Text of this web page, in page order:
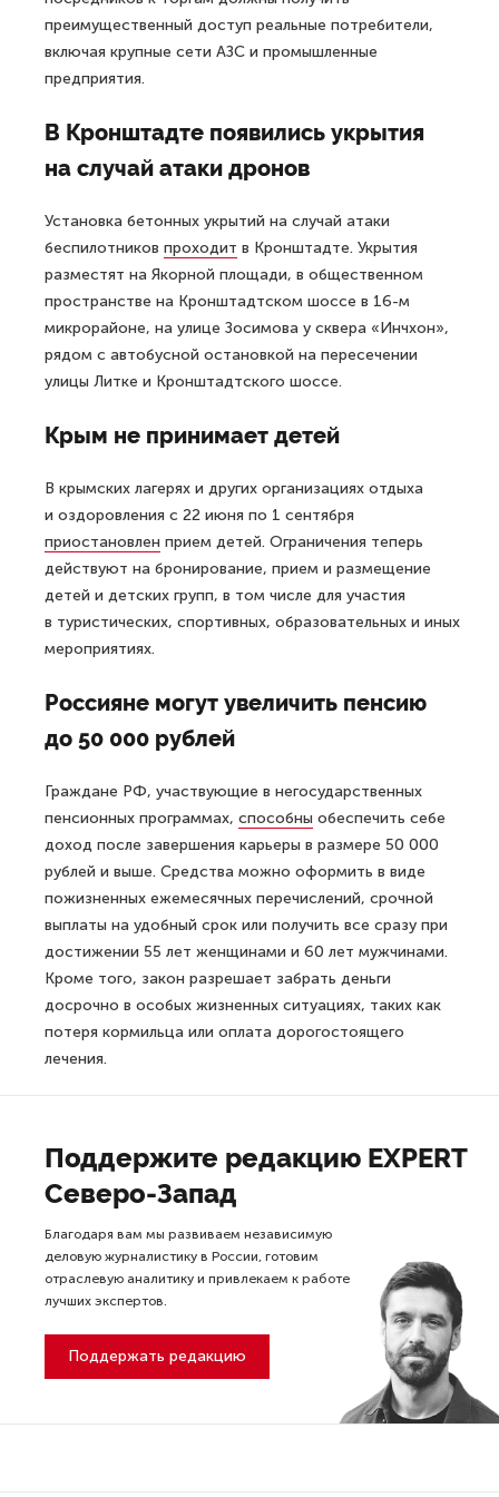
преимущественный доступ реальные потребители,
включая крупные сети АЗС и промышленные
предприятия.
В Кронштадте появились укрытия
на случай атаки дронов
Установка бетонных укрытий на случай атаки
беспилотников проходит в Кронштадте. Укрытия
разместят на Якорной площади, в общественном
пространстве на Кронштадтском шоссе в 16-м
микрорайоне, на улице Зосимова у сквера «Инчхон»,
рядом с автобусной остановкой на пересечении
улицы Литке и Кронштадтского шоссе.
Крым не принимает детей
В крымских лагерях и других организациях отдыха
и оздоровления с 22 июня по 1 сентября
приостановлен прием детей. Ограничения теперь
действуют на бронирование, прием и размещение
детей и детских групп, в том числе для участия
в туристических, спортивных, образовательных и иных
мероприятиях.
Россияне могут увеличить пенсию
до 50 000 рублей
Граждане РФ, участвующие в негосударственных
пенсионных программах, способны обеспечить себе
доход после завершения карьеры в размере 50 000
рублей и выше. Средства можно оформить в виде
пожизненных ежемесячных перечислений, срочной
выплаты на удобный срок или получить все сразу при
достижении 55 лет женщинами и 60 лет мужчинами.
Кроме того, закон разрешает забрать деньги
досрочно в особых жизненных ситуациях, таких как
потеря кормильца или оплата дорогостоящего
лечения.
Поддержите редакцию EXPERT
Северо-Запад
Благодаря вам мы развиваем независимую
деловую журналистику в России, готовим
отраслевую аналитику и привлекаем к работе
лучших экспертов.
Поддержать редакцию